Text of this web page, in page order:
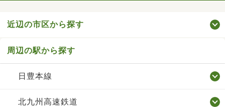
近辺の市区から探す
周辺の駅から探す
日豊本線
北九州高速鉄道